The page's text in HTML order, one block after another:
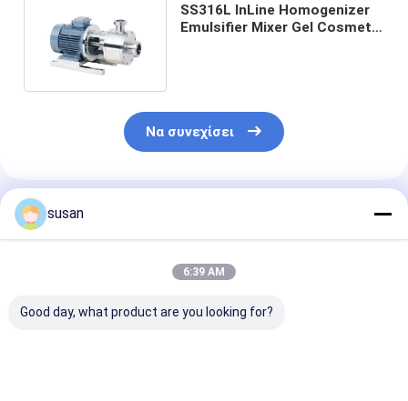
SS316L InLine Homogenizer
Emulsifier Mixer Gel Cosmetic
Να συνεχίσει
Συνιστώμενα Προϊόντα
susan
6:39 AM
Good day, what product are you looking for?